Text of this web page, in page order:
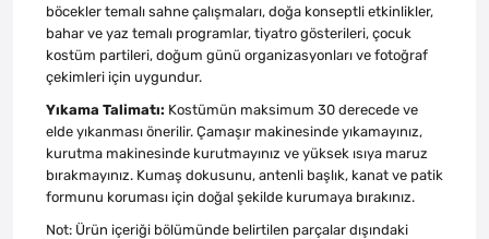
böcekler temalı sahne çalışmaları, doğa konseptli etkinlikler,
bahar ve yaz temalı programlar, tiyatro gösterileri, çocuk
kostüm partileri, doğum günü organizasyonları ve fotoğraf
çekimleri için uygundur.
Yıkama Talimatı: Kostümün maksimum 30 derecede ve
elde yıkanması önerilir. Çamaşır makinesinde yıkamayınız,
kurutma makinesinde kurutmayınız ve yüksek ısıya maruz
bırakmayınız. Kumaş dokusunu, antenli başlık, kanat ve patik
formunu koruması için doğal şekilde kurumaya bırakınız.
Not: Ürün içeriği bölümünde belirtilen parçalar dışındaki